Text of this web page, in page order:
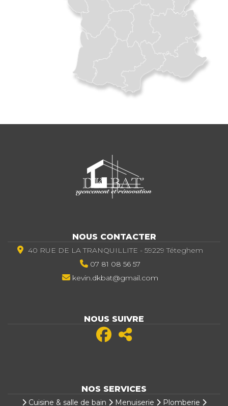
NOUS CONTACTER
40 RUE DE LA TRANQUILLITE - 59229 Téteghem
07 81 08 56 57
kevin.dkbat@gmail.com
NOUS SUIVRE
NOS SERVICES
Cuisine & salle de bain Menuiserie Plomberie